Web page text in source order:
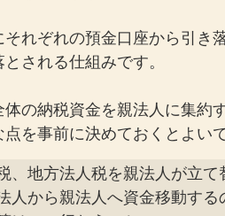
れぞれの預金口座から引き
される仕組みです。
の納税資金を親法人に集約
を事前に決めておくとよい
、地方法人税を親法人が立て
人から親法人へ資金移動する